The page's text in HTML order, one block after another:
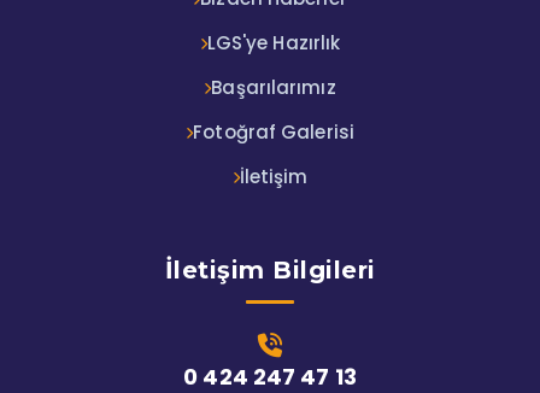
LGS'ye Hazırlık
Başarılarımız
Fotoğraf Galerisi
İletişim
İletişim Bilgileri
0 424 247 47 13